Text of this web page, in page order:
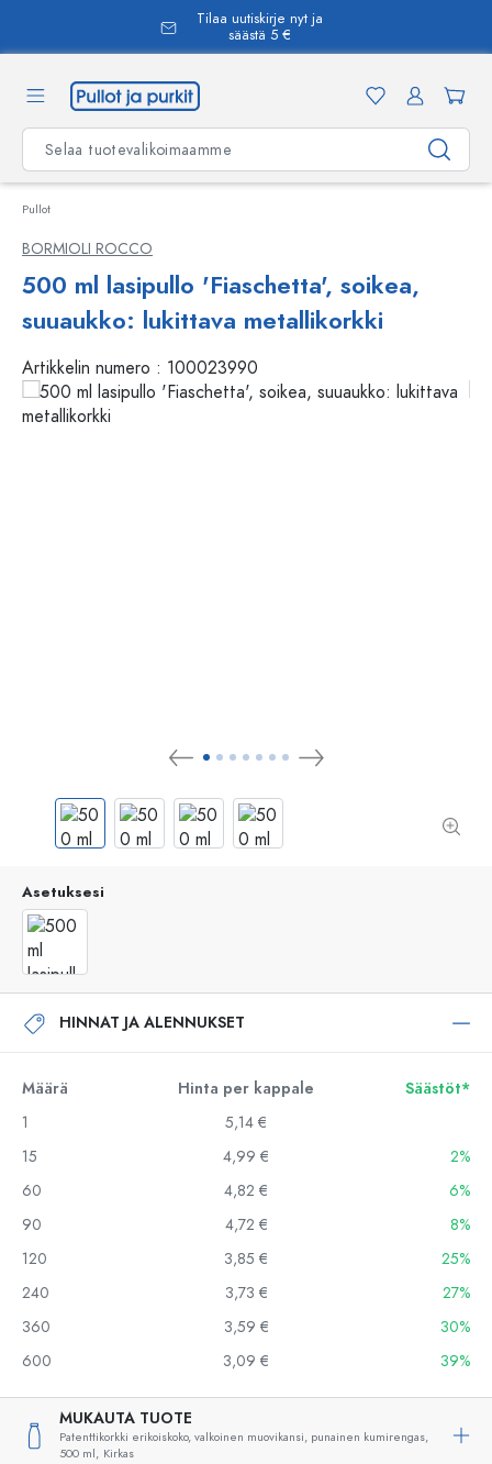
Tilaa uutiskirje nyt ja
säästä 5 €
Pullot
BORMIOLI ROCCO
500 ml lasipullo 'Fiaschetta', soikea,
suuaukko: lukittava metallikorkki
Artikkelin numero : 100023990
Asetuksesi
HINNAT JA ALENNUKSET
Määrä Hinta per kappale
Säästöt*
1
5,14 €
15
4,99 €
2%
60
4,82 €
6%
90
4,72 €
8%
120
3,85 €
25%
240
3,73 €
27%
360
3,59 €
30%
600
3,09 € 39%
MUKAUTA TUOTE
Patenttikorkki erikoiskoko, valkoinen muovikansi, punainen kumirengas,
500 ml, Kirkas